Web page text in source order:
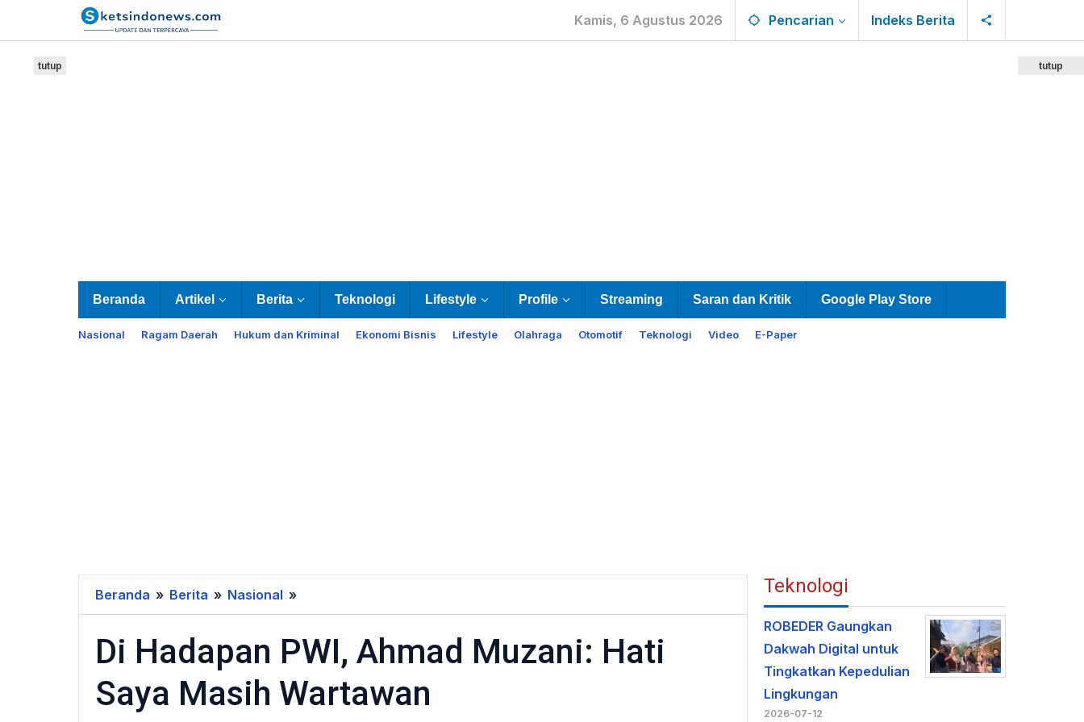
Kamis, 6 Agustus 2026 Pencarian Indeks Berita
Beranda Artikel Berita Teknologi Lifestyle Profile Streaming Saran dan Kritik Google Play Store
Nasional Ragam Daerah Hukum dan Kriminal Ekonomi Bisnis Lifestyle Olahraga Otomotif Teknologi Video E-Paper
tutup tutup
Beranda » Berita » Nasional »
Hadapan
PWI,
Ahmad
Muzani:
Hati
Di Hadapan PWI, Ahmad Muzani: Hati
Saya Masih Wartawan
Teknologi
ROBEDER Gaungkan
Dakwah Digital untuk
Tingkatkan Kepedulian
Lingkungan
2026-07-12